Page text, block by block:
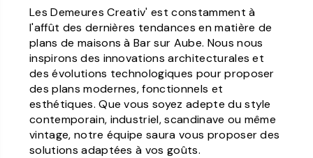
Les Demeures Creativ' est constamment à
l'affût des dernières tendances en matière de
plans de maisons à Bar sur Aube. Nous nous
inspirons des innovations architecturales et
des évolutions technologiques pour proposer
des plans modernes, fonctionnels et
esthétiques. Que vous soyez adepte du style
contemporain, industriel, scandinave ou même
vintage, notre équipe saura vous proposer des
solutions adaptées à vos goûts.